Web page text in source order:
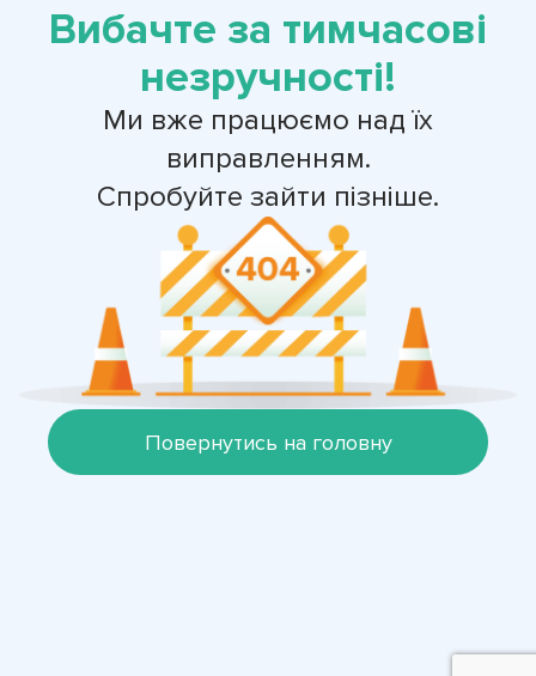
Вибачте за тимчасові
незручності!
Ми вже працюємо над їх
виправленням.
Спробуйте зайти пізніше.
Повернутись на головну